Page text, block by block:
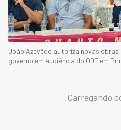
João Azevêdo autoriza novas
governo em audiência do ODE em
Carregando